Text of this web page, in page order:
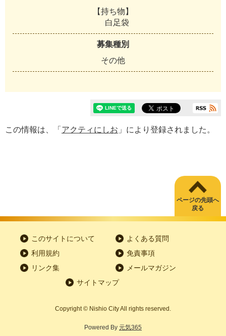
【持ち物】
白足袋
募集種別
その他
この情報は、「 アクティにしお 」により登録されました。
ページの先頭へ
戻る
このサイトについて
よくある質問
利用規約
免責事項
リンク集
メールマガジン
サイトマップ
Copyright © Nishio City All rights reserved.
Powered By 元気365